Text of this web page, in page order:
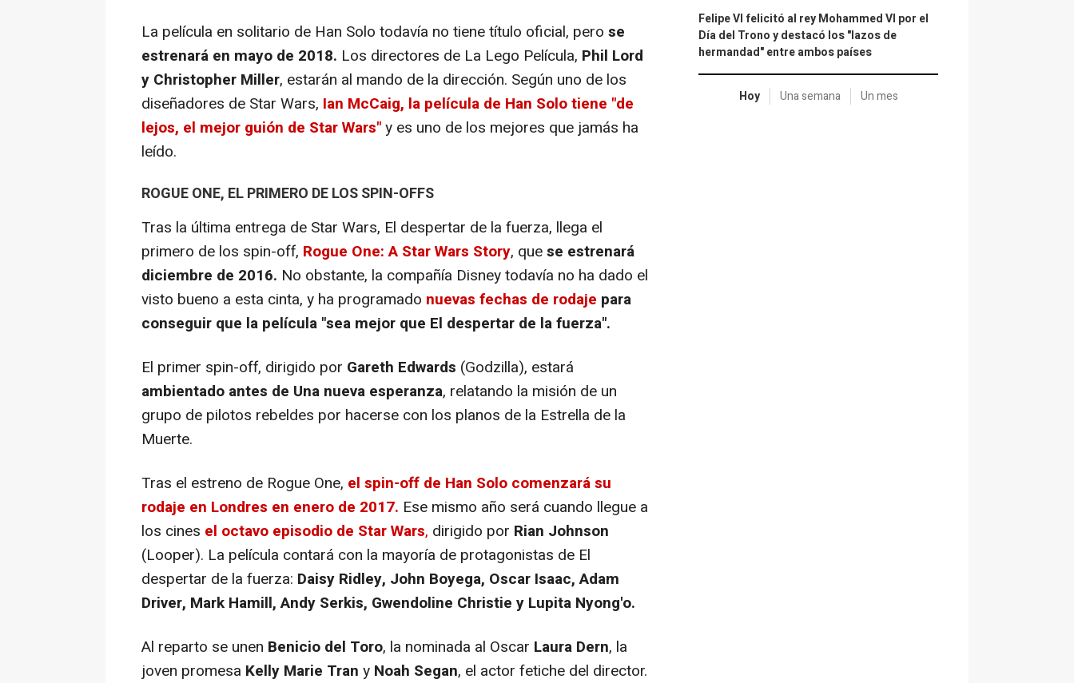
La película en solitario de Han Solo todavía no tiene título oficial, pero se
estrenará en mayo de 2018. Los directores de La Lego Película, Phil Lord
y Christopher Miller, estarán al mando de la dirección. Según uno de los
diseñadores de Star Wars, Ian McCaig, la película de Han Solo tiene "de
lejos, el mejor guión de Star Wars"y es uno de los mejores que jamás ha
leído.
ROGUE ONE, EL PRIMERO DE LOS SPIN-OFFS
Tras la última entrega de Star Wars, El despertar de la fuerza, llega el
primero de los spin-off, Rogue One: A Star Wars Story, quese estrenará
diciembre de 2016. No obstante, la compañía Disney todavía no ha dado el
visto bueno a esta cinta, y ha programado nuevas fechas de rodaje para
conseguir que la película "sea mejor que El despertar de la fuerza".
El primer spin-off, dirigido por Gareth Edwards (Godzilla), estará
ambientado antes de Una nueva esperanza, relatando la misión de un
grupo de pilotos rebeldes por hacerse con los planos de la Estrella de la
Muerte.
Tras el estreno de Rogue One, el spin-off de Han Solo comenzará su
rodaje en Londres en enero de 2017. Ese mismo año será cuando llegue a
los cines el octavo episodio de Star Wars, dirigido por Rian Johnson
(Looper). La película contará con la mayoría de protagonistas de El
despertar de la fuerza: Daisy Ridley, John Boyega, Oscar Isaac, Adam
Driver, Mark Hamill, Andy Serkis, Gwendoline Christie y Lupita Nyong'o.
Al reparto se unen Benicio del Toro, la nominada al Oscar Laura Dern, la
joven promesa Kelly Marie Tran y Noah Segan, el actor fetiche del director.
Felipe VI felicitó al rey Mohammed VI por el
Día del Trono y destacó los "lazos de
hermandad" entre ambos países
Hoy Una semana Un mes